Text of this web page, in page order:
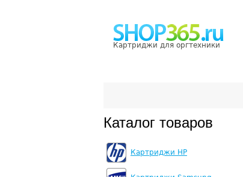
Картриджи для оргтехники
Каталог товаров
Картриджи HP